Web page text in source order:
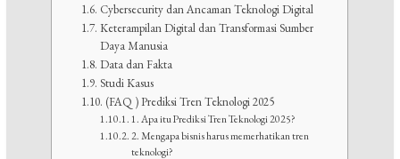
Cybersecurity dan Ancaman Teknologi Digital
Keterampilan Digital dan Transformasi Sumber
Daya Manusia
Data dan Fakta
Studi Kasus
(FAQ ) Prediksi Tren Teknologi 2025
1. Apa itu Prediksi Tren Teknologi 2025?
2. Mengapa bisnis harus memerhatikan tren
teknologi?